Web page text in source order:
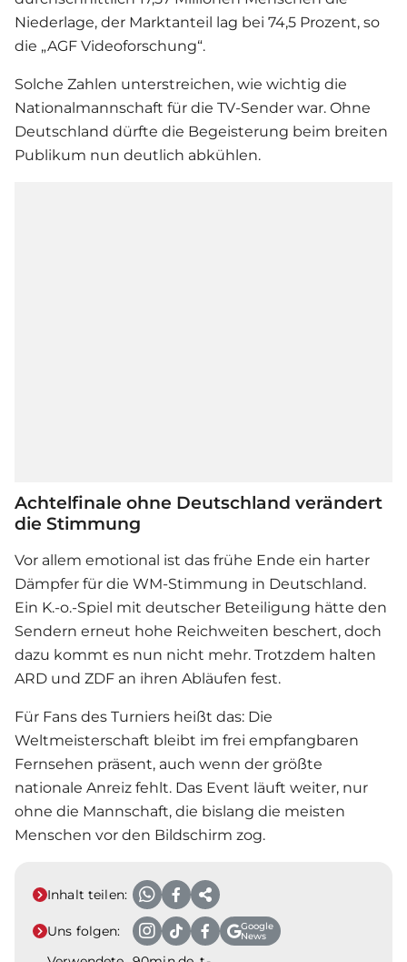
Niederlage, der Marktanteil lag bei 74,5 Prozent, so
die „AGF Videoforschung“.
Solche Zahlen unterstreichen, wie wichtig die
Nationalmannschaft für die TV-Sender war. Ohne
Deutschland dürfte die Begeisterung beim breiten
Publikum nun deutlich abkühlen.
Achtelfinale ohne Deutschland verändert
die Stimmung
Vor allem emotional ist das frühe Ende ein harter
Dämpfer für die WM-Stimmung in Deutschland.
Ein K.-o.-Spiel mit deutscher Beteiligung hätte den
Sendern erneut hohe Reichweiten beschert, doch
dazu kommt es nun nicht mehr. Trotzdem halten
ARD und ZDF an ihren Abläufen fest.
Für Fans des Turniers heißt das: Die
Weltmeisterschaft bleibt im frei empfangbaren
Fernsehen präsent, auch wenn der größte
nationale Anreiz fehlt. Das Event läuft weiter, nur
ohne die Mannschaft, die bislang die meisten
Menschen vor den Bildschirm zog.
Inhalt teilen:
Uns folgen:
Google
News